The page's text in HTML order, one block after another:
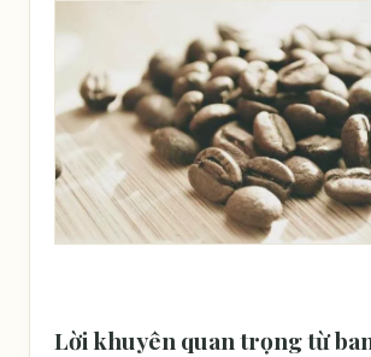
Lời khuyên quan trọng từ